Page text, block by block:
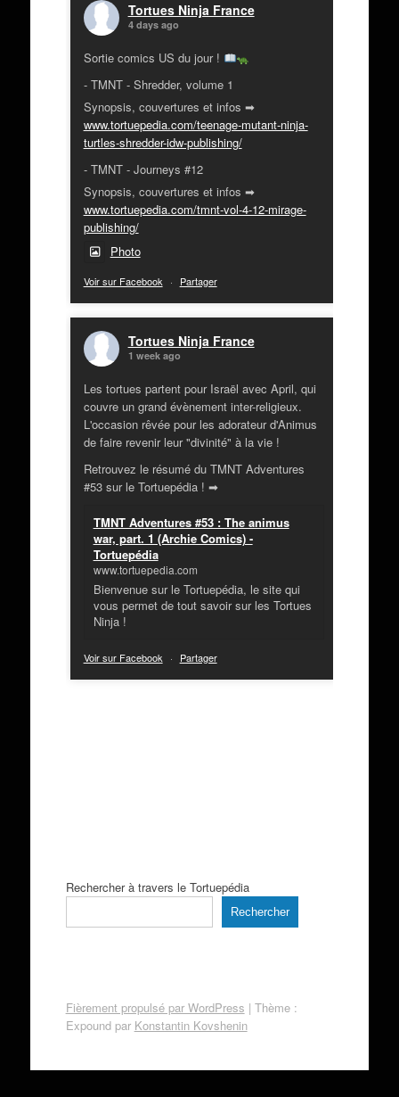
Tortues Ninja France
4 days ago
Sortie comics US du jour !
- TMNT - Shredder, volume 1
Synopsis, couvertures et infos ➡
www.tortuepedia.com/teenage-mutant-ninja-
turtles-shredder-idw-publishing/
- TMNT - Journeys #12
Synopsis, couvertures et infos ➡
www.tortuepedia.com/tmnt-vol-4-12-mirage-
publishing/
Photo
Voir sur Facebook · Partager
Tortues Ninja France
1 week ago
Les tortues partent pour Israël avec April, qui
couvre un grand évènement inter-religieux.
L'occasion rêvée pour les adorateur d'Animus
de faire revenir leur "divinité" à la vie !
Retrouvez le résumé du TMNT Adventures
#53 sur le Tortuepédia ! ➡
TMNT Adventures #53 : The animus
war, part. 1 (Archie Comics) -
Tortuepédia
www.tortuepedia.com
Bienvenue sur le Tortuepédia, le site qui
vous permet de tout savoir sur les Tortues
Ninja !
Voir sur Facebook · Partager
Rechercher à travers le Tortuepédia
Rechercher
Fièrement propulsé par WordPress | Thème :
Expound par Konstantin Kovshenin